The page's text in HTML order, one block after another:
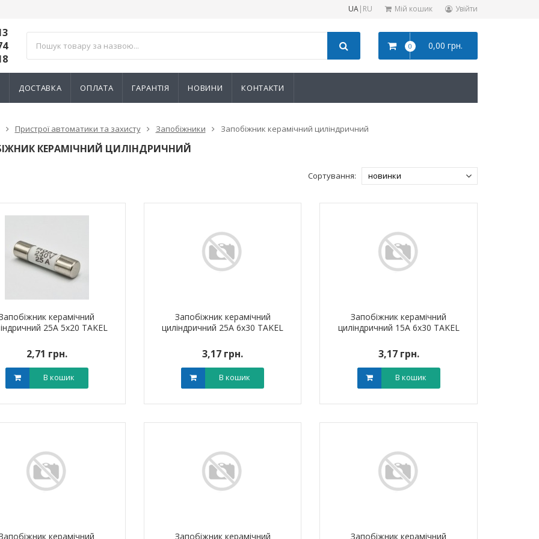
UA| RU Мій кошик Увійти
0 0,00 грн.
ДОСТАВКА ОПЛАТА ГАРАНТІЯ НОВИНИ КОНТАКТИ
обл)
грн.
В кошик
Пристрої автоматики та захисту Запобіжники Запобіжник керамічний циліндричний
КЕРАМІЧНИЙ ЦИЛІНДРИЧНИЙ
Сортування:
керамічний
25A 5х20 TAKEL
2,71 грн.
В кошик
Запобіжник керамічний
циліндричний 25A 6х30 TAKEL
3,17 грн.
В кошик
Запобіжник керамічний
циліндричний 15A 6х30 TAKEL
3,17 грн.
В кошик
керамічний
Запобіжник керамічний
Запобіжник керамічний